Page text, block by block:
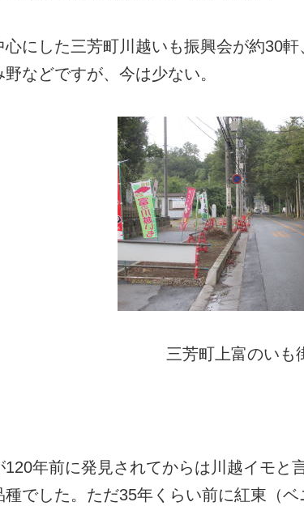
にした三芳町川越いも振興会が約30軒
などですが、今は少ない。
三芳町上富のいも
年前に発見されてからは川越イモと
でした。ただ35年くらい前に紅東（